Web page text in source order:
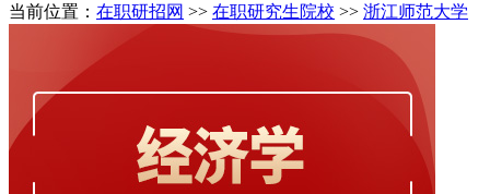
当前位置： 在职研招网 >> 在职研究生院校 >> 浙江师范大学